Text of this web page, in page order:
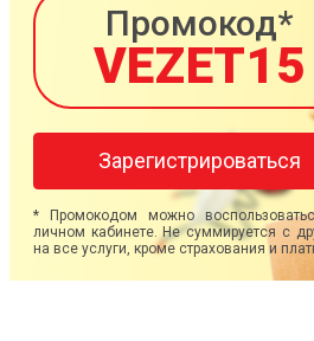
Промокод*
VEZET15
Зарегистрироваться
* Промокодом можно
личном кабинете. Не суммируется с
на все услуги, кроме страхования и